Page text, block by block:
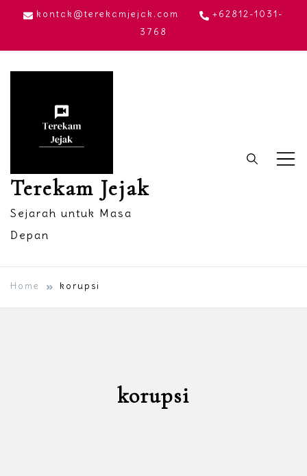
Skip
content
kontak@terekamjejak.com
+62812-1031-
3768
Terekam Jejak
Sejarah untuk Masa
Depan
Home korupsi
korupsi